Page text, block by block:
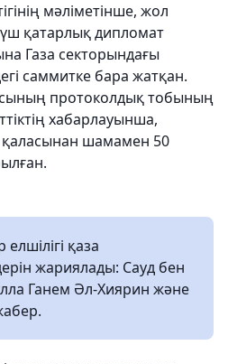
мәліметінше, жол
қатарлық дипломат
Газа секторындағы
саммитке бара жатқан.
протоколдық тобының
хабарлауынша,
шамамен 50
қаза
жариялады: Сауд бен
Ганем Әл-Хиярин және